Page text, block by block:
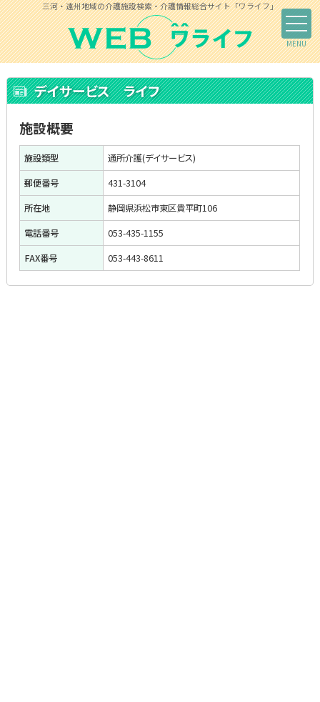
三河・遠州地域の介護施設検索・介護情報総合サイト「ワライフ」
デイサービス ライフ
施設概要
施設類型
通所介護(デイサービス)
郵便番号
431-3104
所在地
静岡県浜松市東区貴平町106
電話番号
053-435-1155
FAX番号
053-443-8611